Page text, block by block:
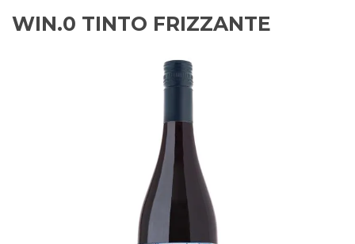
WIN.0 TINTO FRIZZANTE